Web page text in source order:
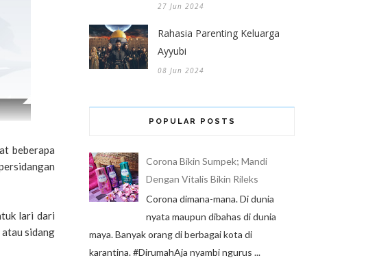
beberapa
lari dari
sidang
27 Jun 2024
Rahasia Parenting Keluarga
Ayyubi
08 Jun 2024
POPULAR POSTS
Corona Bikin Sumpek; Mandi
Dengan Vitalis Bikin Rileks
Corona dimana-mana. Di dunia
nyata maupun dibahas di dunia
maya. Banyak orang di berbagai kota di
karantina. #DirumahAja nyambi ngurus ...